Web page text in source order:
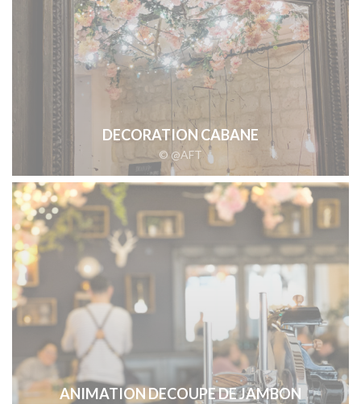
DECORATION CABANE
© @AFT
ANIMATION DECOUPE DE JAMBON